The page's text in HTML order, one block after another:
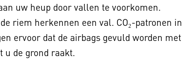
uw heup door vallen te voorkomen.
riem herkennen een val. CO₂-patronen in
ervoor dat de airbags gevuld worden met
u de grond raakt.